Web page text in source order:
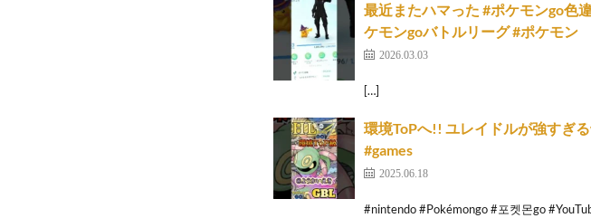
最近またハマった #ポケモンgo色
ケモンgoバトルリーグ #ポケモン
2026.03.03
[…]
環境ToPへ!! ユレイドルが強すぎ
#games
2025.06.18
#nintendo #Pokémongo #포켓몬go